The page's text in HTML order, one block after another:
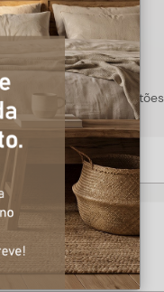
todas as suas